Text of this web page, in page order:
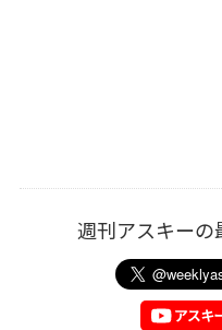
週刊アスキーの